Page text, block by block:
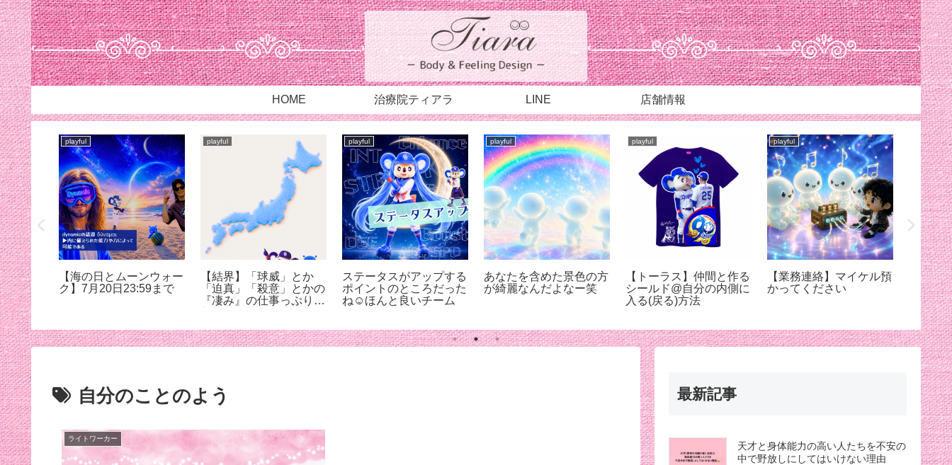
HOME 治療院ティアラ LINE 店舗情報
…
playful
【海の日とムーンウォー
ク】7月20日23:59まで
playful
【結界】「球威」とか
「迫真」「殺意」とかの
『凄み』の仕事っぷりが
playful
ステータスがアップする
ポイントのところだった
ね☺︎ほんと良いチーム
playful
あなたを含めた景色の方
が綺麗なんだよなー笑
playful
【トーラス】仲間と作る
シールド@自分の内側に
入る(戻る)方法
playful
【業務連絡】マイケル預
かってください
playful
【スリ
ろちょ
ケルに
【7月
自分のことのよう
ライトワーカー
最新記事
天才と身体能力の高い人たちを不安の
中で野放しにしてはいけない理由